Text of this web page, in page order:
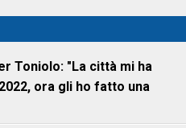
Toniolo: "La città mi ha
ora gli ho fatto una